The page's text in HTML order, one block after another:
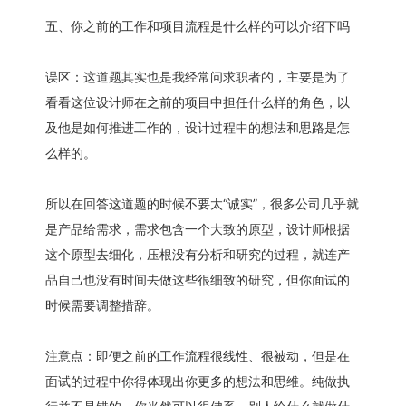
五、你之前的工作和项目流程是什么样的可以介绍下吗
误区：这道题其实也是我经常问求职者的，主要是为了
看看这位设计师在之前的项目中担任什么样的角色，以
及他是如何推进工作的，设计过程中的想法和思路是怎
么样的。
所以在回答这道题的时候不要太“诚实”，很多公司几乎就
是产品给需求，需求包含一个大致的原型，设计师根据
这个原型去细化，压根没有分析和研究的过程，就连产
品自己也没有时间去做这些很细致的研究，但你面试的
时候需要调整措辞。
注意点：即便之前的工作流程很线性、很被动，但是在
面试的过程中你得体现出你更多的想法和思维。纯做执